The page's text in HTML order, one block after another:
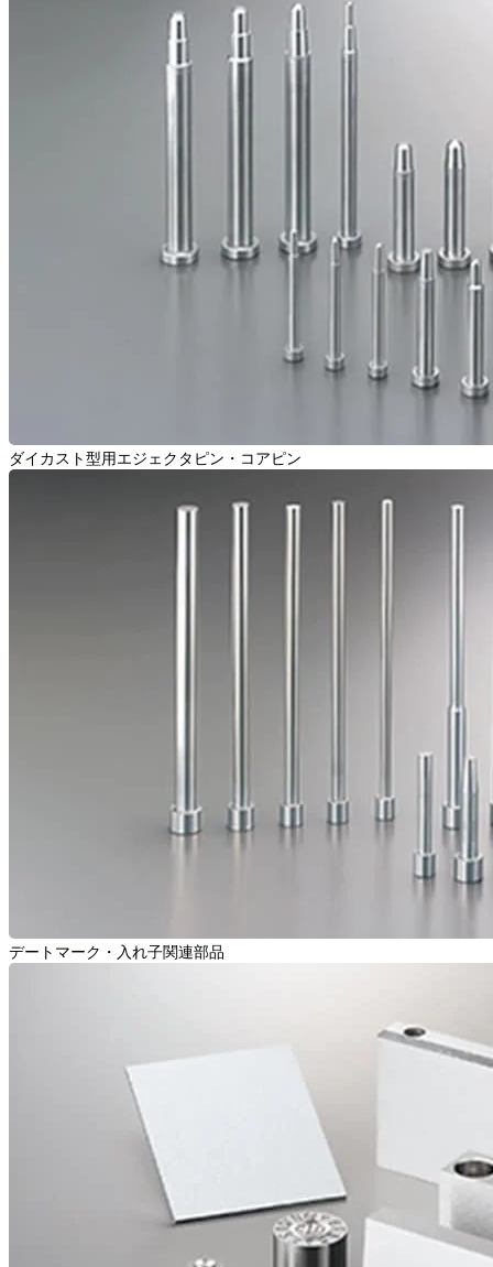
ダイカスト型用エジェクタピン・コアピン
デートマーク・入れ子関連部品